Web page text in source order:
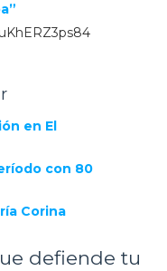
en El
con 80
Corina
defiende tu